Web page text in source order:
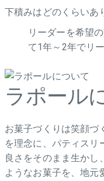
下積みはどのくらいあ
リーダーを希望
て1年～2年でリ
ラポール
お菓子づくりは笑顔
を理念に、パティスリ
良さをそのまま生かし
ようなお菓子を、地元